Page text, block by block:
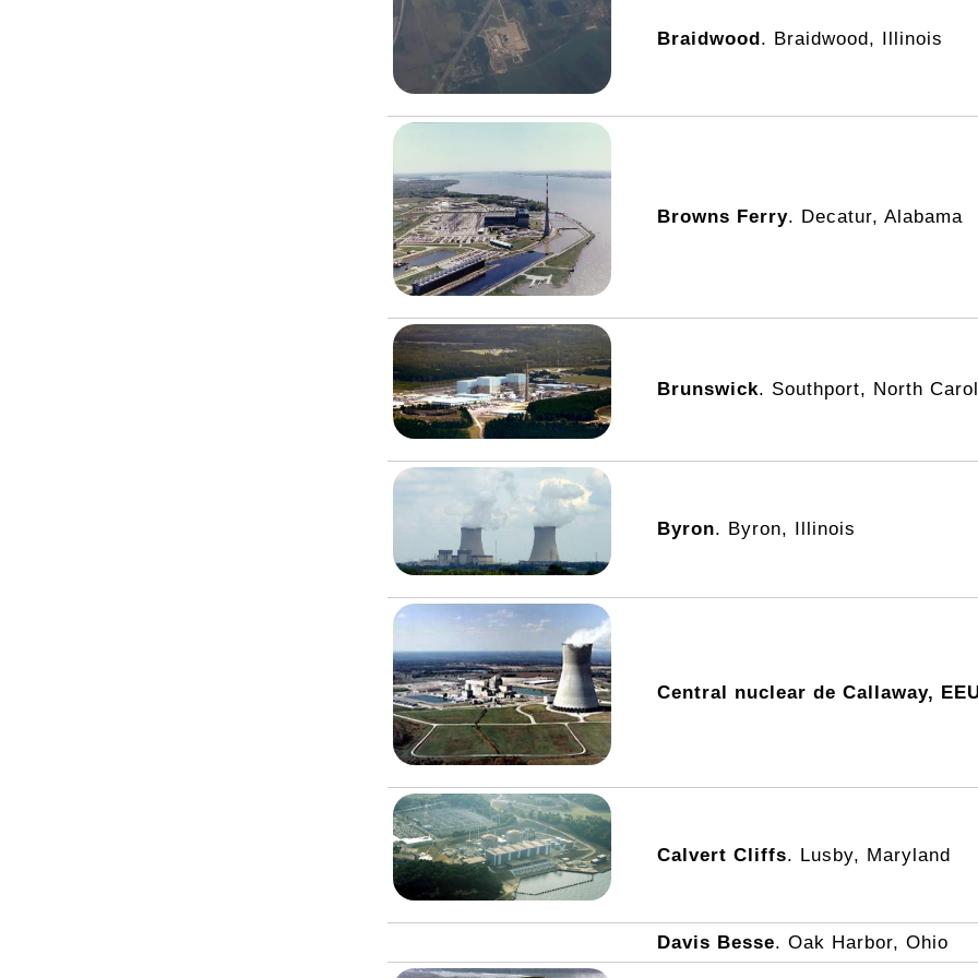
Braidwood. Braidwood, Illinois
Browns Ferry. Decatur, Alabama
Brunswick. Southport, North
Byron. Byron, Illinois
Central nuclear de Callaway,
Calvert Cliffs. Lusby, Maryland
Davis Besse. Oak Harbor, Ohio